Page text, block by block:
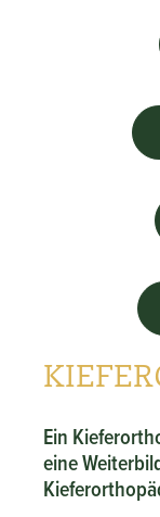
Ein
eine